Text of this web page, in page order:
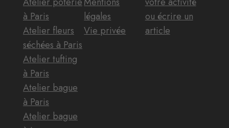
à Paris
Atelier fleurs
séchées à Paris
Atelier tufting
à Paris
Atelier bague
à Paris
Atelier bague
légales
Vie privée
ou écrire un
article